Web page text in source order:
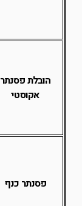
הובלת פסנתר
אקוסטי
פסנתר כנף